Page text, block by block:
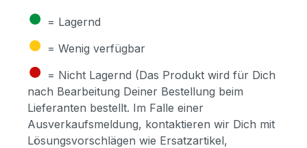
● = Lagernd
● = Wenig verfügbar
● = Nicht Lagernd (Das Produkt wird für Dich
nach Bearbeitung Deiner Bestellung beim
Lieferanten bestellt. Im Falle einer
Ausverkaufsmeldung, kontaktieren wir Dich mit
Lösungsvorschlägen wie Ersatzartikel,